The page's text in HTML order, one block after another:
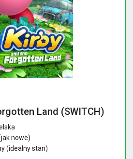
Land (SWITCH)
nowe)
(idealny stan)